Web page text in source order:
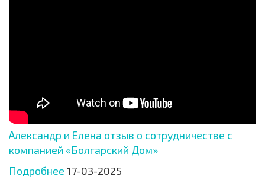
Александр и Елена отзыв о сотрудничестве с
компанией «Болгарский Дом»
Подробнее 17-03-2025